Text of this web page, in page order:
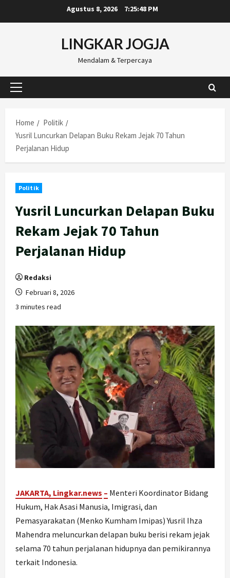
to
Agustus 8, 2026 7:25:49 PM
LINGKAR JOGJA
Mendalam & Terpercaya
Primary
Home
Politik
Yusril Luncurkan Delapan Buku Rekam Jejak 70 Tahun
Perjalanan Hidup
Politik
Yusril Luncurkan Delapan Buku
Rekam Jejak 70 Tahun
Perjalanan Hidup
Redaksi
Februari 8, 2026
3 minutes read
JAKARTA, Lingkar.news – Menteri Koordinator Bidang
Hukum, Hak Asasi Manusia, Imigrasi, dan
Pemasyarakatan (Menko Kumham Imipas) Yusril Ihza
Mahendra meluncurkan delapan buku berisi rekam jejak
selama 70 tahun perjalanan hidupnya dan pemikirannya
terkait Indonesia.